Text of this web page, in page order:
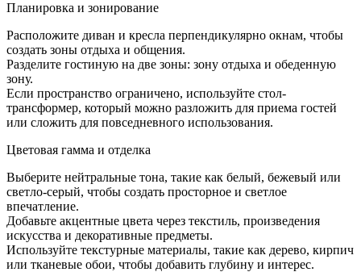
двумя
Планировка и зонирование
Расположите диван и кресла перпендикулярно окнам, чтобы
создать зоны отдыха и общения.
Разделите гостиную на две зоны: зону отдыха и обеденную
зону.
Если пространство ограничено, используйте стол-
трансформер, который можно разложить для приема гостей
или сложить для повседневного использования.
Цветовая гамма и отделка
Выберите нейтральные тона, такие как белый, бежевый или
светло-серый, чтобы создать просторное и светлое
впечатление.
Добавьте акцентные цвета через текстиль, произведения
искусства и декоративные предметы.
Используйте текстурные материалы, такие как дерево, кирпич
или тканевые обои, чтобы добавить глубину и интерес.